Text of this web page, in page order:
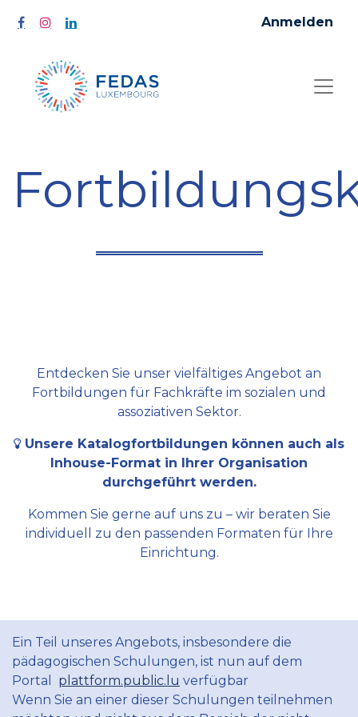
Anmelden
Entdecken Sie unser vielfältiges Angebot an
Fortbildungen für Fachkräfte im sozialen und
assoziativen Sektor.
Unsere Katalogfortbildungen können auch als
Inhouse-Format in Ihrer Organisation
durchgeführt werden.
Kommen Sie gerne auf uns zu – wir beraten Sie
individuell zu den passenden Formaten für Ihre
Einrichtung.
Ein Teil unseres Angebots, insbesondere die
pädagogischen Schulungen, ist nun auf dem
Portal plattform.public.lu verfügbar
Wenn Sie an einer dieser Schulungen teilnehmen